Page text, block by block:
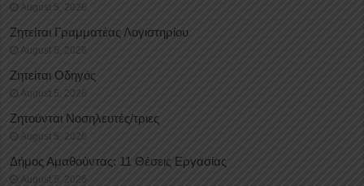
August 5, 2026
Ζητείται Γραμματέας Λογιστηρίου
August 5, 2026
Ζητείται Οδηγός
August 5, 2026
Ζητούνται Νοσηλευτές/τριες
August 5, 2026
Δήμος Αμαθούντας: 11 Θέσεις Εργασίας
August 5, 2026